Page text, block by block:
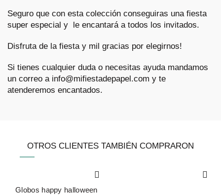
Seguro que con esta colección conseguiras una fiesta
super especial y le encantará a todos los invitados.
Disfruta de la fiesta y mil gracias por elegirnos!
Si tienes cualquier duda o necesitas ayuda mandamos
un correo a info@mifiestadepapel.com y te
atenderemos encantados.
OTROS CLIENTES TAMBIÉN COMPRARON
Globos happy halloween